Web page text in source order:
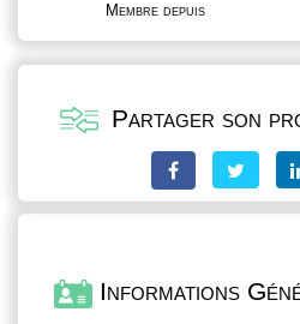
Membre depuis
Partager son
Informations